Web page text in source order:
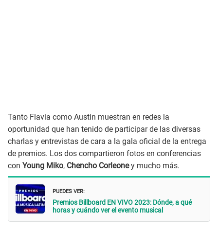
Tanto Flavia como Austin muestran en redes la
oportunidad que han tenido de participar de las diversas
charlas y entrevistas de cara a la gala oficial de la entrega
de premios. Los dos compartieron fotos en conferencias
con Young Miko, Chencho Corleoney mucho más.
PUEDES VER:
Premios Billboard EN VIVO 2023: Dónde, a qué
horas y cuándo ver el evento musical